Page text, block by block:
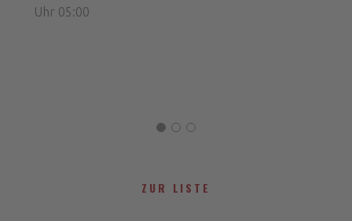
Uhr 05:00
ZUR LISTE